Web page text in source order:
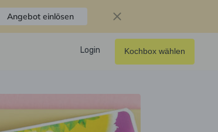
Angebot einlösen
Login Kochbox wählen